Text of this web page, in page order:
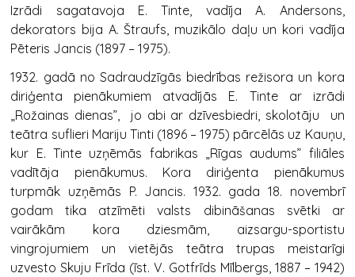
Izrādi sagatavoja E. Tinte, vadīja A. Andersons,
dekorators bija A. Štraufs, muzikālo daļu un kori vadīja
Pēteris Jancis (1897 – 1975).
1932. gadā no Sadraudzīgās biedrības režisora un kora
diriģenta pienākumiem atvadījās E. Tinte ar izrādi
„Rožainas dienas”, jo abi ar dzīvesbiedri, skolotāju un
teātra suflieri Mariju Tinti (1896 – 1975) pārcēlās uz Kauņu,
kur E. Tinte uzņēmās fabrikas „Rīgas audums” filiāles
vadītāja pienākumus. Kora diriģenta pienākumus
turpmāk uzņēmās P. Jancis. 1932. gada 18. novembrī
godam tika atzīmēti valsts dibināšanas svētki ar
vairākām kora dziesmām, aizsargu-sportistu
vingrojumiem un vietējās teātra trupas meistarīgi
uzvesto Skuju Frīda (īst. V. Gotfrīds Mīlbergs, 1887 – 1942)